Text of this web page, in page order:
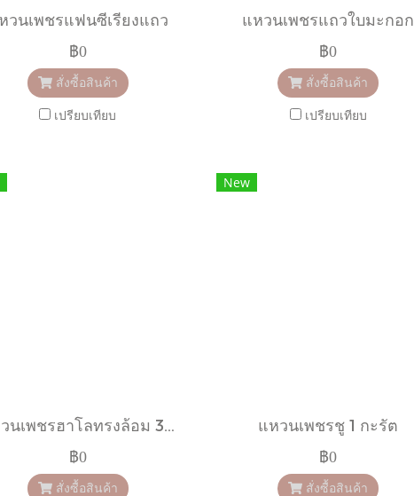
วนเพชรแฟนซีเรียงแถว
฿0
สั่งซื้อสินค้า
เปรียบเทียบ
แหวนเพชรแถวใบมะกอก
฿0
สั่งซื้อสินค้า
เปรียบเทียบ
฿0
สั่งซื้อสินค้า
New
แหวนเพชรชู 1 กะรัต
฿0
สั่งซื้อสินค้า